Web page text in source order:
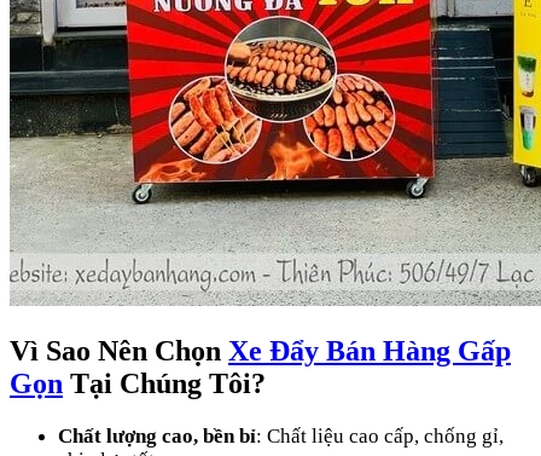
Vì Sao Nên Chọn Xe Đẩy Bán Hàng Gấp
Gọn Tại Chúng Tôi?
Chất lượng cao, bền bỉ: Chất liệu cao cấp, chống gỉ,